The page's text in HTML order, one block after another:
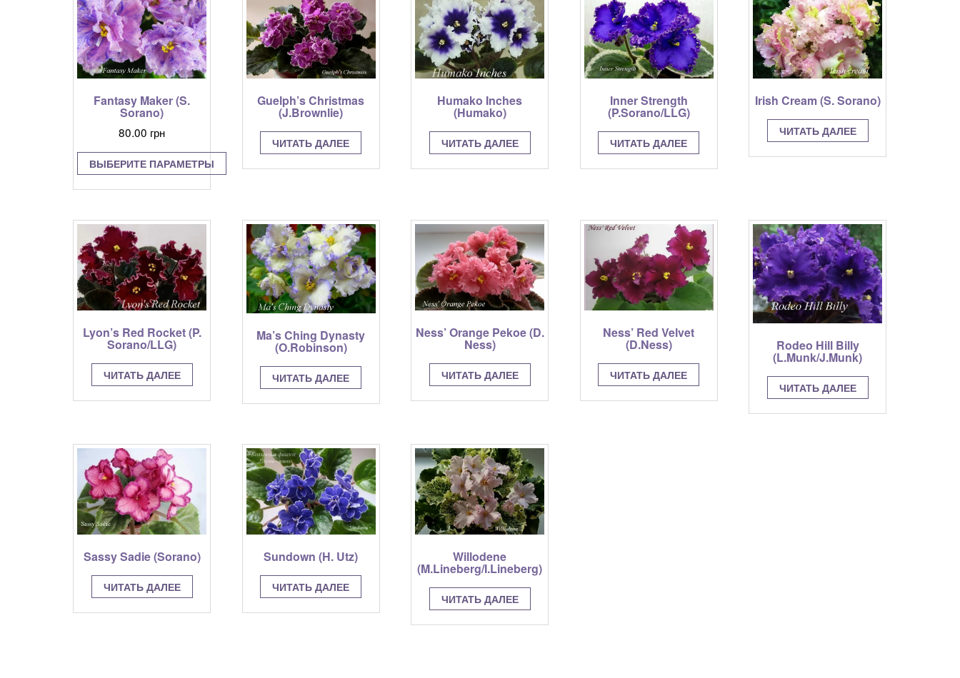
Fantasy Maker (S.
Sorano)
80.00 грн
ВЫБЕРИТЕ ПАРАМЕТРЫ
Этот
имеет
вариаций.
Опции
можно
выбрать
на
товара.
Guelph’s Christmas
(J.Brownlie)
ЧИТАТЬ ДАЛЕЕ
Humako Inches
(Humako)
ЧИТАТЬ ДАЛЕЕ
Inner Strength
(P.Sorano/LLG)
ЧИТАТЬ ДАЛЕЕ
Irish Cream (S. Sorano)
ЧИТАТЬ ДАЛЕЕ
Lyon’s Red Rocket (P.
Sorano/LLG)
ЧИТАТЬ ДАЛЕЕ
Ma’s Ching Dynasty
(O.Robinson)
ЧИТАТЬ ДАЛЕЕ
Ness’ Orange Pekoe (D.
Ness)
ЧИТАТЬ ДАЛЕЕ
Ness’ Red Velvet
(D.Ness)
ЧИТАТЬ ДАЛЕЕ
Rodeo Hill Billy
(L.Munk/J.Munk)
ЧИТАТЬ ДАЛЕЕ
Sassy Sadie (Sorano)
ЧИТАТЬ ДАЛЕЕ
Sundown (H. Utz)
ЧИТАТЬ ДАЛЕЕ
Willodene
(M.Lineberg/I.Lineberg)
ЧИТАТЬ ДАЛЕЕ